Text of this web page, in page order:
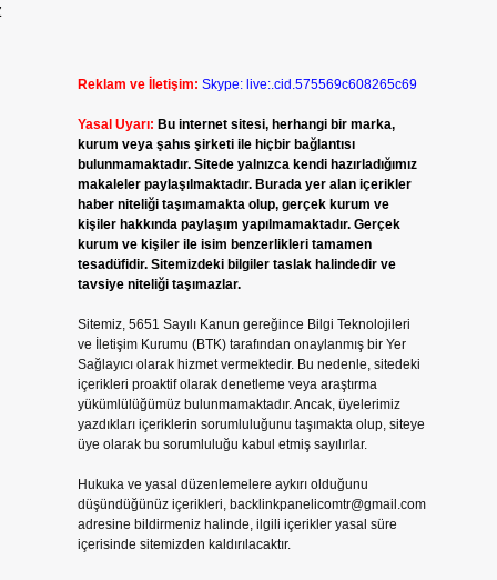
Reklam ve İletişim: Skype: live:.cid.575569c608265c69
Yasal Uyarı: Bu internet sitesi, herhangi bir marka,
kurum veya şahıs şirketi ile hiçbir bağlantısı
bulunmamaktadır. Sitede yalnızca kendi hazırladığımız
makaleler paylaşılmaktadır. Burada yer alan içerikler
haber niteliği taşımamakta olup, gerçek kurum ve
kişiler hakkında paylaşım yapılmamaktadır. Gerçek
kurum ve kişiler ile isim benzerlikleri tamamen
tesadüfidir. Sitemizdeki bilgiler taslak halindedir ve
tavsiye niteliği taşımazlar.
Sitemiz, 5651 Sayılı Kanun gereğince Bilgi Teknolojileri
ve İletişim Kurumu (BTK) tarafından onaylanmış bir Yer
Sağlayıcı olarak hizmet vermektedir. Bu nedenle, sitedeki
içerikleri proaktif olarak denetleme veya araştırma
yükümlülüğümüz bulunmamaktadır. Ancak, üyelerimiz
yazdıkları içeriklerin sorumluluğunu taşımakta olup, siteye
üye olarak bu sorumluluğu kabul etmiş sayılırlar.
Hukuka ve yasal düzenlemelere aykırı olduğunu
düşündüğünüz içerikleri, backlinkpanelicomtr@gmail.com
adresine bildirmeniz halinde, ilgili içerikler yasal süre
içerisinde sitemizden kaldırılacaktır.